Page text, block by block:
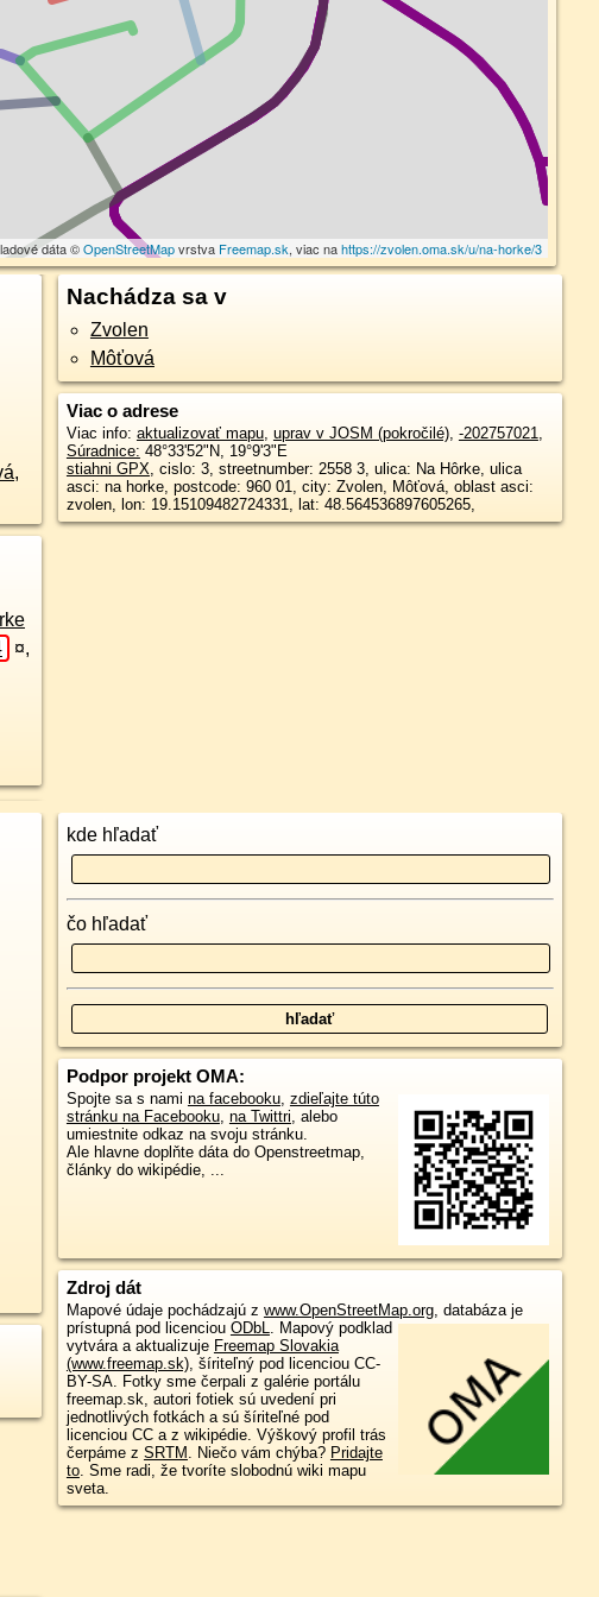
dáta ©OpenStreetMapvrstva Freemap.sk, viac nahttps://zvolen.oma.sk/u/na-horke/3
¤,
Nachádza sa v
Zvolen
Môťová
Viac o adrese
Viac info: aktualizovať mapu, uprav v JOSM (pokročilé), -202757021,
Súradnice: 48°33'52"N, 19°9'3"E
stiahni GPX, cislo: 3, streetnumber: 2558 3, ulica: Na Hôrke, ulica
asci: na horke, postcode: 960 01, city: Zvolen, Môťová, oblast asci:
zvolen, lon: 19.15109482724331, lat: 48.564536897605265,
kde hľadať
čo hľadať
Podpor projekt OMA:
Spojte sa s nami na facebooku, zdieľajte túto
stránku na Facebooku, na Twittri, alebo
umiestnite odkaz na svoju stránku.
Ale hlavne doplňte dáta do Openstreetmap,
články do wikipédie, ...
Zdroj dát
Mapové údaje pochádzajú z www.OpenStreetMap.org, databáza je
prístupná pod licenciou ODbL. Mapový podklad
vytvára a aktualizuje Freemap Slovakia
(www.freemap.sk), šíriteľný pod licenciou CC-
BY-SA. Fotky sme čerpali z galérie portálu
freemap.sk, autori fotiek sú uvedení pri
jednotlivých fotkách a sú šíriteľné pod
licenciou CC a z wikipédie. Výškový profil trás
čerpáme z SRTM . Niečo vám chýba? Pridajte
to. Sme radi, že tvoríte slobodnú wiki mapu
sveta.